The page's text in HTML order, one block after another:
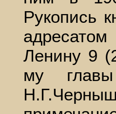
Рукопись
Ленину 9
му